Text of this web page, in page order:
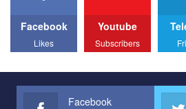
All you have to do is to press "Like"
Эмоционально сильный ролик от
представляющий программу
Facebook
Likes
Youtube
Subscribers
Facebook